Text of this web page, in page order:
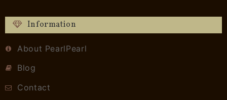
Information
About PearlPearl
Blog
Contact